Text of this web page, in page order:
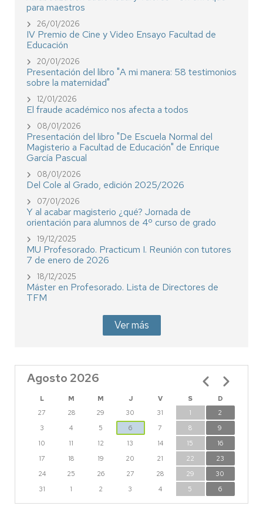
para maestros
26/01/2026
IV Premio de Cine y Video Ensayo Facultad de
Educación
20/01/2026
Presentación del libro "A mi manera: 58 testimonios
sobre la maternidad"
12/01/2026
El fraude académico nos afecta a todos
08/01/2026
Presentación del libro "De Escuela Normal del
Magisterio a Facultad de Educación" de Enrique
García Pascual
08/01/2026
Del Cole al Grado, edición 2025/2026
07/01/2026
Y al acabar magisterio ¿qué? Jornada de
orientación para alumnos de 4º curso de grado
19/12/2025
MU Profesorado. Practicum I. Reunión con tutores
7 de enero de 2026
18/12/2025
Máster en Profesorado. Lista de Directores de
TFM
Ver más
Agosto 2026
L M M J V S
D
27
28 29 30 31 1
2
3
4 5 6 7 8
9
10
11 12 13 14 15
16
17
18 19 20 21 22
23
24
25 26 27 28 29
30
31
1 2 3 4 5 6
Paginación